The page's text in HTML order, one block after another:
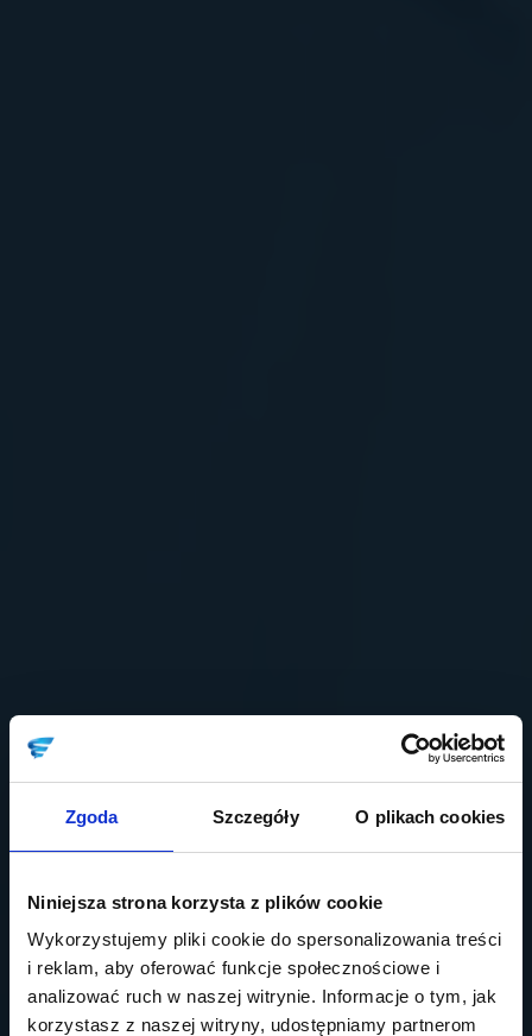
Zgoda Szczegóły O plikach cookies
Niniejsza strona korzysta z plików cookie
Wykorzystujemy pliki cookie do spersonalizowania treści
i reklam, aby oferować funkcje społecznościowe i
analizować ruch w naszej witrynie. Informacje o tym, jak
korzystasz z naszej witryny, udostępniamy partnerom